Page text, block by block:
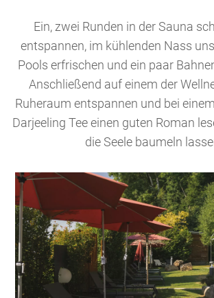
Ein, zwei Runden in der Sauna
entspannen, im kühlenden Nass
Pools erfrischen und ein paar
Anschließend auf einem der
Ruheraum entspannen und bei
Darjeeling Tee einen guten Roman
die Seele baumeln